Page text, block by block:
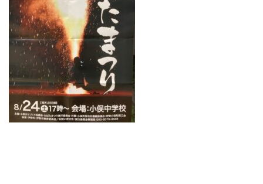
キッズ
Kids
サングラス
Sun Glasses
補聴器
Hearing Aid